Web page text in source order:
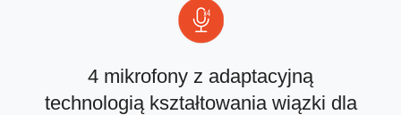
4 mikrofony z adaptacyjną
technologią kształtowania wiązki dla